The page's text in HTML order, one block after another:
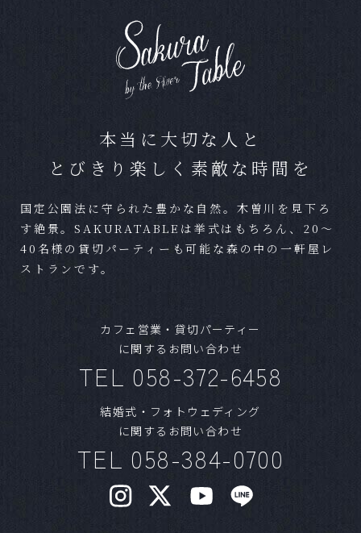
どの様なスタイルでも結婚式をご実施いただけ
ます。写真のみやお食事のない結婚式など、お
気軽にお問合せください。
可能です。条件によっては一部お断りする場合
がございますが、お気軽にご相談ください。
Ｑ 準備期間はどれほどかかりますか？
Ａ 結婚式までに最短であれば1ヶ月程度でも可能で
す。
気候の良いシーズンや、日柄が良い日は人気で
す。1年以上前からご予約いただく方もいらっし
相談ください。
ブライダルフェアはいつまでに予約すればいい
本当に大切な人と
とびきり楽しく素敵な時間を
国定公園法に守られた豊かな自然。木曽川を見下ろ
す絶景。SAKURATABLEは挙式はもちろん、20～
40名様の貸切パーティーも可能な森の中の一軒屋レ
ストランです。
カフェ営業・貸切パーティー
に関するお問い合わせ
TEL 058-372-6458
結婚式・フォトウェディング
に関するお問い合わせ
TEL 058-384-0700